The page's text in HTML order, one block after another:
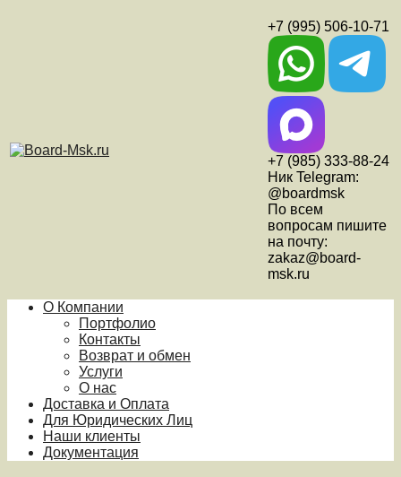
+7 (995) 506-10-71
+7 (985) 333-88-24
Ник Telegram:
@boardmsk
По всем
вопросам пишите
на почту:
zakaz@board-
msk.ru
О Компании
Портфолио
Контакты
Возврат и обмен
Услуги
О нас
Доставка и Оплата
Для Юридических Лиц
Наши клиенты
Документация